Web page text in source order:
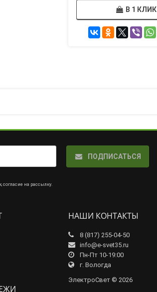
В 1 КЛИК
, согласие на рассылку.
ПОДПИСАТЬСЯ
НАШИ КОНТАКТЫ
8 (817) 255-04-50
info@e-svet35.ru
Пн-Пт 10-19:00
г. Вологда
ЭлектроСвет © 2026